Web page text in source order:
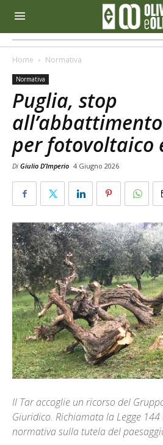
Home Normativa
Normativa
Puglia, stop
per fotovoltaico
Di Giulio D’Imperio 4 Giugno 2026
Il Tar accoglie un ricorso del
Giuridico. Richiamata la Legge
normativa sulla tutela del